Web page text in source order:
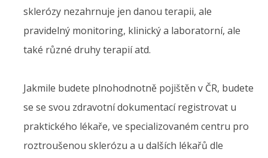
sklerózy nezahrnuje jen danou terapii, ale
pravidelný monitoring, klinický a laboratorní, ale
také různé druhy terapií atd.
Jakmile budete plnohodnotně pojištěn v ČR, budete
se se svou zdravotní dokumentací registrovat u
praktického lékaře, ve specializovaném centru pro
roztroušenou sklerózu a u dalších lékařů dle